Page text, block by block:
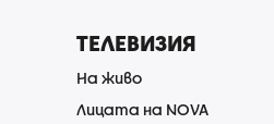
ТЕЛЕВИЗИЯ
На живо
Лицата на NOVA